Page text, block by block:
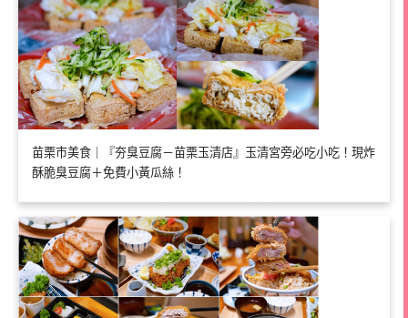
苗栗市美食｜『夯臭豆腐－苗栗玉清店』玉清宮旁必吃小吃！現炸
酥脆臭豆腐＋免費小黃瓜絲！